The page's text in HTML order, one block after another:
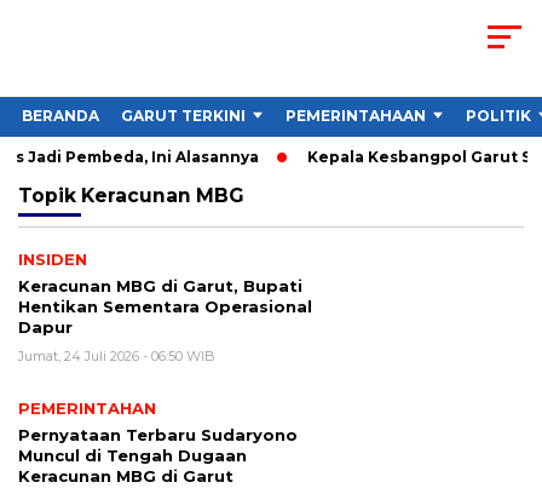
BERANDA GARUT TERKINI PEMERINTAHAAN POLITIK
Jadi Pembeda, Ini Alasannya Kepala Kesbangpol Garut
Topik Keracunan MBG
INSIDEN
Keracunan MBG di Garut, Bupati
Hentikan Sementara Operasional
Dapur
Jumat, 24 Juli 2026 - 06:50 WIB
PEMERINTAHAN
Pernyataan Terbaru Sudaryono
Muncul di Tengah Dugaan
Keracunan MBG di Garut